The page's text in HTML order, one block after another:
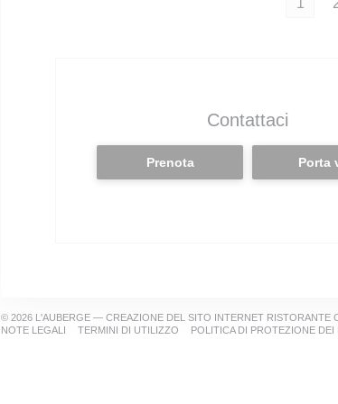
1
Contattaci
Prenota Porta
© 2026 L'AUBERGE — CREAZIONE DEL SITO INTERNET RISTORANTE
NOTE LEGALI ((APRE UNA NUOVA FINESTRA))
TERMINI DI UTILIZZO ((APRE UNA NUOVA FINESTRA))
POLITICA DI PROTEZIONE DEI